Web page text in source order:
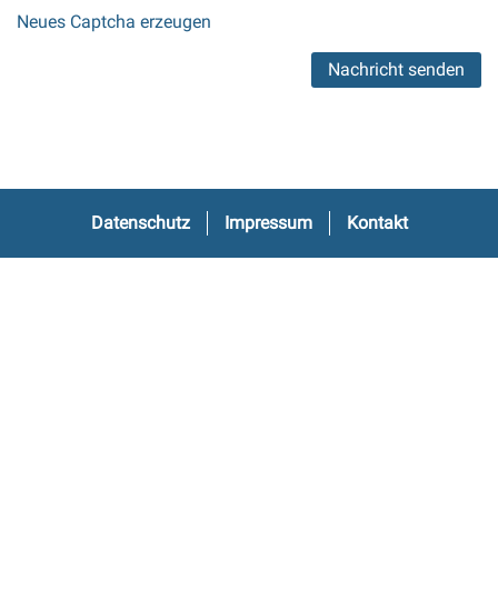
Neues Captcha erzeugen
Datenschutz Impressum Kontakt